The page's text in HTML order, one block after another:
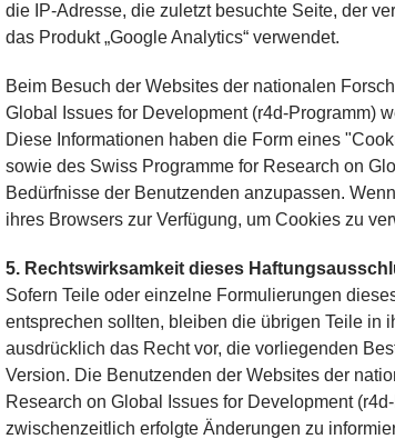
die IP-Adresse, die zuletzt besuchte Seite, der
das Produkt „Google Analytics“ verwendet.
Beim Besuch der Websites der nationalen
Global Issues for Development (r4d-Programm)
Diese Informationen haben die Form eines
sowie des Swiss Programme for Research on
Bedürfnisse der Benutzenden anzupassen.
ihres Browsers zur Verfügung, um Cookies zu
5. Rechtswirksamkeit dieses
Sofern Teile oder einzelne Formulierungen
entsprechen sollten, bleiben die übrigen Teile in
ausdrücklich das Recht vor, die vorliegenden
Version. Die Benutzenden der Websites der
Research on Global Issues for Development
zwischenzeitlich erfolgte Änderungen zu